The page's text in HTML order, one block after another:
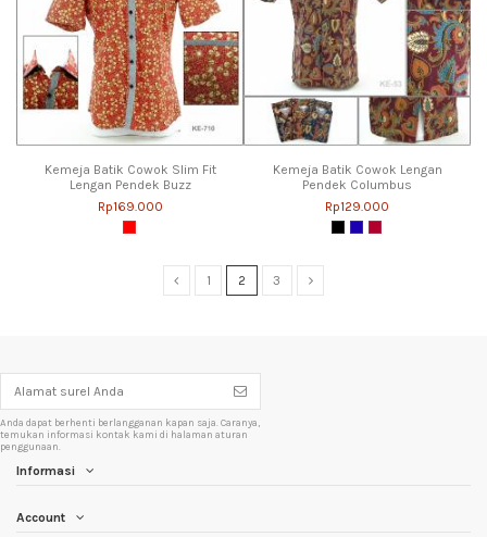
Kemeja Batik Cowok Slim Fit
Lengan Pendek Buzz
Rp169.000
Kemeja Batik Cowok Lengan
Pendek Columbus
Rp129.000
1 2 3
Anda dapat berhenti berlangganan kapan saja. Caranya,
temukan informasi kontak kami di halaman aturan
penggunaan.
Informasi
Account